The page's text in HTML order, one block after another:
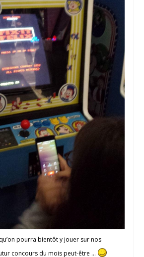
pourra bientôt y jouer sur nos
concours du mois peut-être …